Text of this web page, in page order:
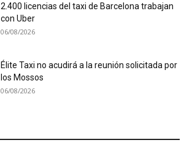
2.400 licencias del taxi de Barcelona trabajan
con Uber
06/08/2026
Élite Taxi no acudirá a la reunión solicitada por
los Mossos
06/08/2026